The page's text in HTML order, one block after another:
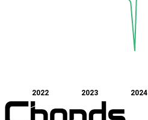
2022 2023 2024